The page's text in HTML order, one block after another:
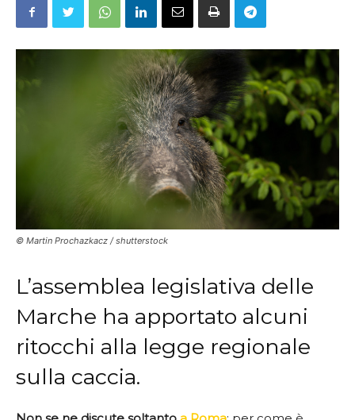
© Martin Prochazkacz / shutterstock
L’assemblea legislativa delle
Marche ha apportato alcuni
ritocchi alla legge regionale
sulla caccia.